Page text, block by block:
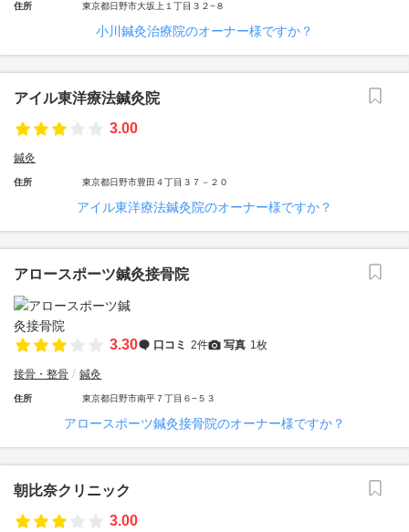
住所 東京都日野市大坂上１丁目３２−８
小川鍼灸治療院のオーナー様ですか？
アイル東洋療法鍼灸院
3.00
鍼灸
住所 東京都日野市豊田４丁目３７－２０
アイル東洋療法鍼灸院のオーナー様ですか？
アロースポーツ鍼灸接骨院
3.30 口コミ 2件 写真 1枚
接骨・整骨 鍼灸
住所 東京都日野市南平７丁目６−５３
アロースポーツ鍼灸接骨院のオーナー様ですか？
朝比奈クリニック
3.00